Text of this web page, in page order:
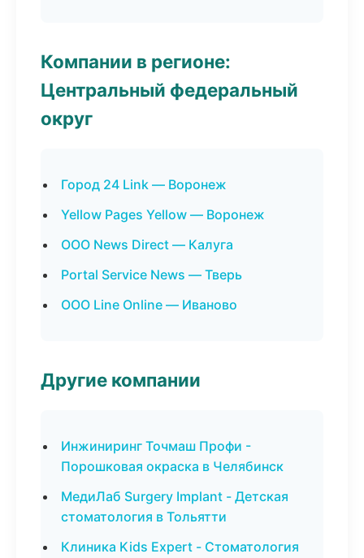
Компании в регионе:
Центральный федеральный
округ
Город 24 Link — Воронеж
Yellow Pages Yellow — Воронеж
ООО News Direct — Калуга
Portal Service News — Тверь
ООО Line Online — Иваново
Другие компании
Инжиниринг Точмаш Профи -
Порошковая окраска в Челябинск
МедиЛаб Surgery Implant - Детская
стоматология в Тольятти
Клиника Kids Expert - Стоматология